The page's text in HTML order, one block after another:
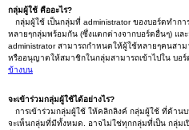
กลุ่มผู้ใช้ คืออะไร?
กลุ่มผู้ใช้ เป็นกลุ่มที่ administrator ของบอร์ดทำก
หลายๆกลุ่มพร้อมกัน (ซึ่งแตกต่างจากบอร์ดอื่นๆ) แ
administrator สามารถกำหนดให้ผู้ใช้หลายๆคนสา
หรืออนุญาตให้สมาชิกในกลุ่มสามารถเข้าไปใน บอร์
ข้างบน
จะเข้าร่วมกลุ่มผู้ใช้ได้อย่างไร?
การเข้าร่วมกลุ่มผู้ใช้ ให้คลิกลิงค์ กลุ่มผู้ใช้ ที่ด้า
จะเห็นกลุ่มที่มีทั้งหมด. อาจไม่ใช่ทุกกลุ่มที่เป็น กลุ่ม